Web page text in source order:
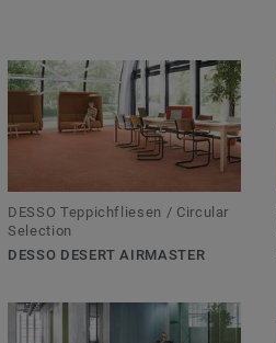
DESSO Teppichfliesen / Circular
Selection
DESSO DESERT AIRMASTER